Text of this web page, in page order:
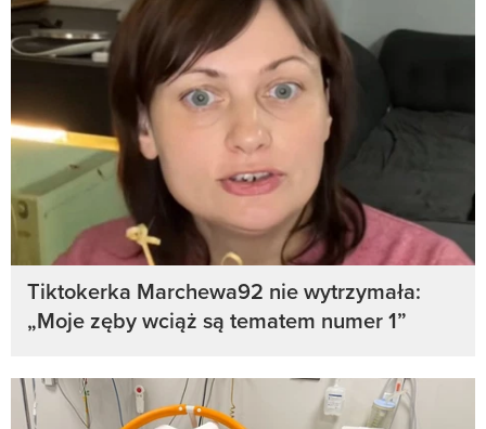
Tiktokerka Marchewa92 nie wytrzymała:
„Moje zęby wciąż są tematem numer 1”